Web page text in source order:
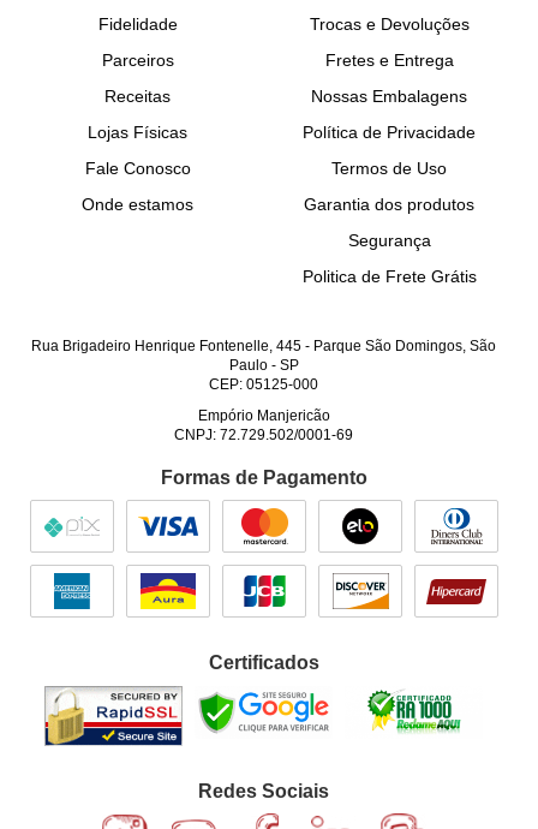
Fidelidade
Parceiros
Receitas
Lojas Físicas
Fale Conosco
Onde estamos
Trocas e Devoluções
Fretes e Entrega
Nossas Embalagens
Política de Privacidade
Termos de Uso
Garantia dos produtos
Segurança
Politica de Frete Grátis
Rua Brigadeiro Henrique Fontenelle, 445 - Parque São Domingos, São
Paulo- SP
CEP: 05125-000
Empório Manjericão
CNPJ: 72.729.502/0001-69
Formas de Pagamento
Certificados
Redes Sociais